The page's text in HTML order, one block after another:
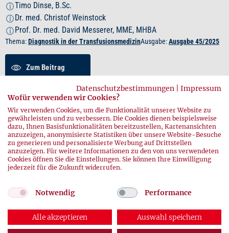
i Timo Dinse, B.Sc.
i Dr. med. Christof Weinstock
i Prof. Dr. med. David Messerer, MME, MHBA
Thema:Diagnostik in der TransfusionsmedizinAusgabe:Ausgabe 45/2025
Zum Beitrag
Zusammenfassung
PDF herunterladen
Datenschutzbestimmungen
Impressum
Wofür verwenden wir Cookies?
Wir verwenden Cookies, um die Funktionalität unserer Website zu
gewährleisten und zu verbessern. Die Cookies dienen beispielsweise
dazu, Ihnen Basisfunktionalitäten bereitzustellen, Kartenansichten
anzuzeigen, anonymisierte Statistiken über unsere Website-Besuche
zu generieren und personalisierte Werbung auf Drittstellen
anzuzeigen. Für weitere Informationen zu den von uns verwendeten
Cookies öffnen Sie die Einstellungen. Sie können Ihre Einwilligung
jederzeit für die Zukunft widerrufen.
Notwendig Performance
Alle akzeptieren Auswahl speichern